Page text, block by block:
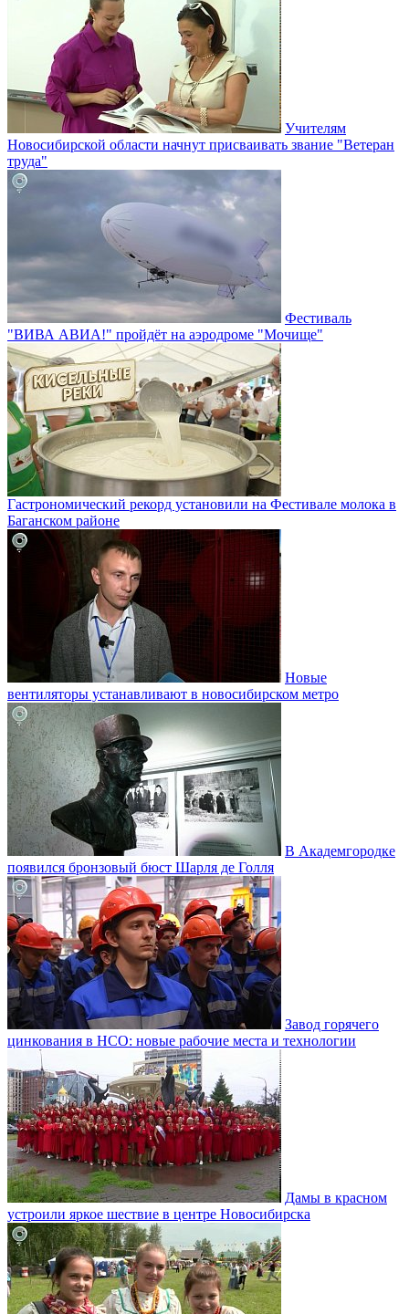
Учителям
Новосибирской области начнут присваивать звание "Ветеран
труда"
Фестиваль
"ВИВА АВИА!" пройдёт на аэродроме "Мочище"
Гастрономический рекорд установили на Фестивале молока в
Баганском районе
Новые
вентиляторы устанавливают в новосибирском метро
В Академгородке
появился бронзовый бюст Шарля де Голля
Завод горячего
цинкования в НСО: новые рабочие места и технологии
Дамы в красном
устроили яркое шествие в центре Новосибирска